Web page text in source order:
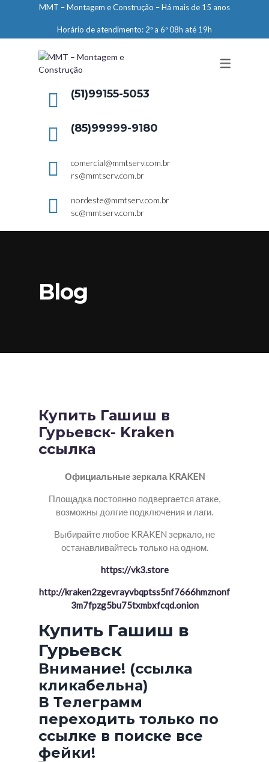
ENGENHARIA
LIMPEZA E CONSERVAÇÃO
MANUTENÇÃO PREDIAL
ELEVADORES – PREPARAÇÃO DE
MMT – Montagem e Construção – Há mais de 15 anos
Horário de atendimento: 2ª a 6ª 08h até 19h
(51)99155-5053
(85)99999-9180
comercial@mmtserv.com.br
rs@mmtserv.com.br
nordeste@mmtserv.com.br
sc@mmtserv.com.br
Blog
Купить Гашиш в
Гурьевск- Kraken
ссылка
Официальные зеркала KRAKEN
Площадка постоянно подвергается атаке,
возможны долгие подключения и лаги.
Выбирайте любое KRAKEN зеркало, не
останавливайтесь только на одном.
https://vk3.store
http://kraken2zgevrayvbqptss5nf7666hmznonf
3m7fpzg5bu75txmbxfcqd.onion
Купить Гашиш в
Гурьевск
Внимание! (ссылка
кликабельна)
В Телеграмм
переходить только по
ссылке в поиске все
фейки!